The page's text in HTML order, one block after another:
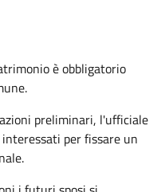
è obbligatorio
preliminari, l'ufficiale
per fissare un